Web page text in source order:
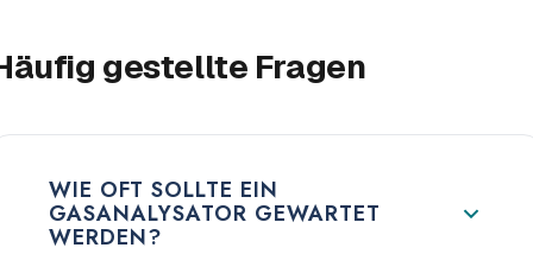
gestellte Fragen
WIE OFT SOLLTE EIN
GASANALYSATOR GEWARTET
WERDEN?